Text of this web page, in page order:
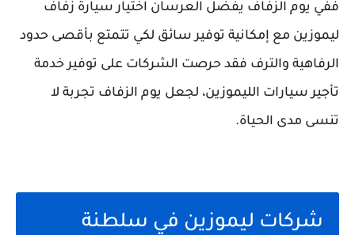
ففي يوم الزفاف يفضل العرسان اختيار سيارة زفاف
ليموزين مع إمكانية توفير سائق لكي تتمتع بأقصى حدود
الرفاهية والترف فقد حرصت الشركات على توفير خدمة
تأجير سيارات الليموزين، لجعل يوم الزفاف تجربة لا
تنسى مدى الحياة.
شركات ليموزين في سلطنة